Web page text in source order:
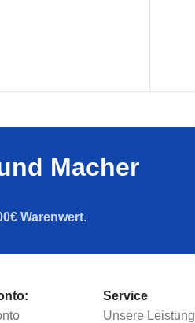
Macher
Warenwert.
Service
Unsere